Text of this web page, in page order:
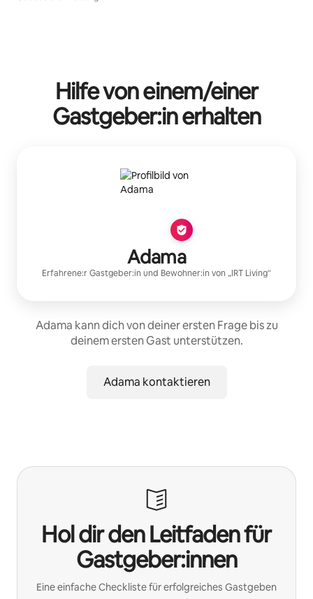
Hilfe von einem/einer
Gastgeber:in erhalten
Adama
Erfahrene:r Gastgeber:in und Bewohner:in von „IRT Living“
Adama kann dich von deiner ersten Frage bis zu
deinem ersten Gast unterstützen.
Adama kontaktieren
Hol dir den Leitfaden für
Gastgeber:innen
Eine einfache Checkliste für erfolgreiches Gastgeben